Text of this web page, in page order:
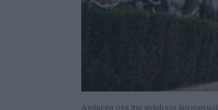
Ανάμεσα στα πιο stylish και